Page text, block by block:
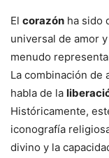
El corazón ha sido
universal de amor
menudo
La combinación de
habla de la
Históricamente,
iconografía
divino y la